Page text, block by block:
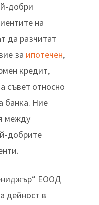
добри
на
да разчитат
за ипотечен,
кредит,
съвет относно
банка. Ние
между
добрите
ЕООД
дейност в